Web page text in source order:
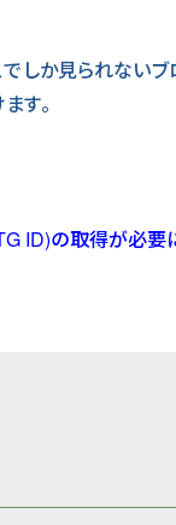
しか見られない
す。
ID)の取得が必要